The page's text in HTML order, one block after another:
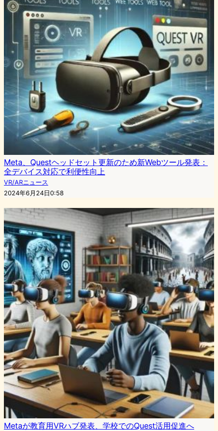
Meta、Questヘッドセット更新のため新Webツール発表：
全デバイス対応で利便性向上
VR/ARニュース
2024年6月24日0:58
Metaが教育用VRハブ発表、学校でのQuest活用促進へ